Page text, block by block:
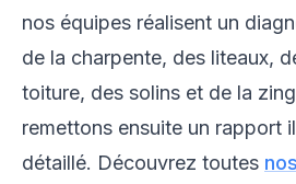
nos équipes réalisent un
de la charpente, des liteaux,
toiture, des solins et de la
remettons ensuite un rapport
détaillé. Découvrez toutes